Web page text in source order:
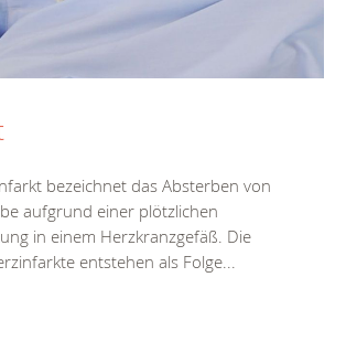
bezeichnet das Absterben von
aufgrund einer plötzlichen
in einem Herzkranzgefäß. Die
entstehen als Folge...